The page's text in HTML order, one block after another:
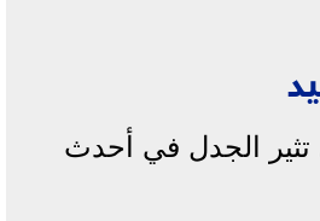
الجدل في أحدث